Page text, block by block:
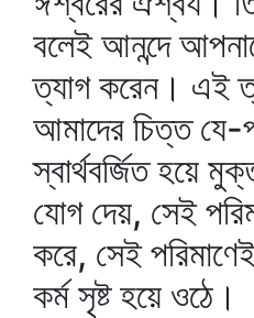
বলেই আনন্দে
ত্যাগ করেন। এই
আমাদের চিত্ত যে-
স্বার্থবর্জিত হয়ে
যোগ দেয়, সেই
করে, সেই
কর্ম সৃষ্ট হয়ে ওঠে।